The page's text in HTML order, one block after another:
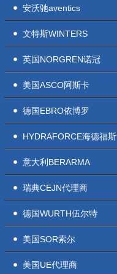
安沃驰aventics
文特斯WINTERS
英国NORGREN诺冠
美国ASCO阿斯卡
德国EBRO依博罗
HYDRAFORCE海德福斯
意大利BERARMA
瑞典CEJN代理商
德国WURTH伍尔特
美国SOR索尔
美国UE代理商